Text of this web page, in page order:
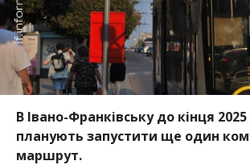
В Івано-Франківську до кінця
планують запустити ще один
маршрут.